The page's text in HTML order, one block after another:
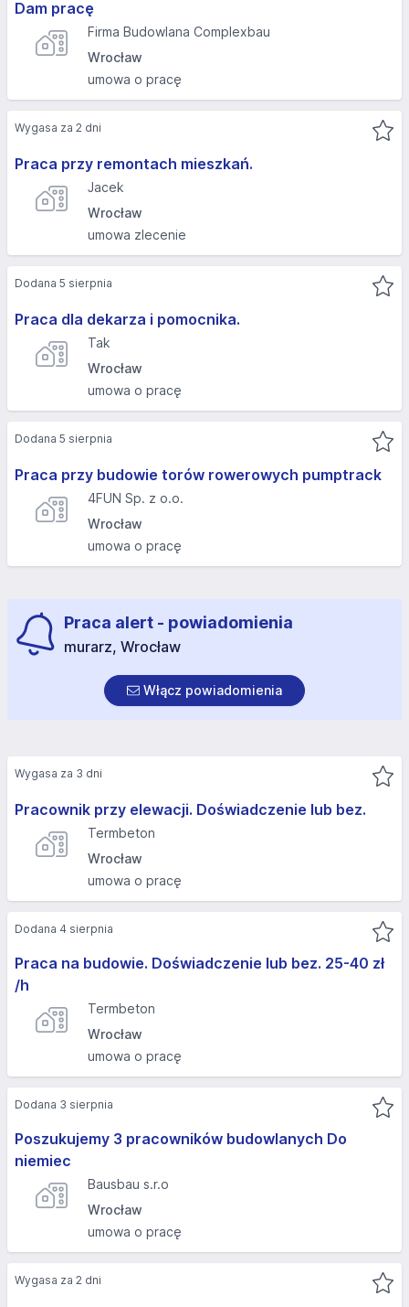
Dam pracę
Firma Budowlana Complexbau
Wrocław
umowa o pracę
Praca przy remontach mieszkań.
Jacek
Wrocław
umowa zlecenie
Wygasa za 2 dni
Praca dla dekarza i pomocnika.
Tak
Wrocław
umowa o pracę
Dodana 5 sierpnia
Praca przy budowie torów rowerowych pumptrack
4FUN Sp. z o.o.
Wrocław
umowa o pracę
Dodana 5 sierpnia
Praca alert - powiadomienia
murarz, Wrocław
Włącz powiadomienia
Pracownik przy elewacji. Doświadczenie lub bez.
Termbeton
Wrocław
umowa o pracę
Wygasa za 3 dni
Praca na budowie. Doświadczenie lub bez. 25-40 zł
/h
Termbeton
Wrocław
umowa o pracę
Dodana 4 sierpnia
Poszukujemy 3 pracowników budowlanych Do
niemiec
Bausbau s.r.o
Wrocław
umowa o pracę
Dodana 3 sierpnia
Wygasa za 2 dni